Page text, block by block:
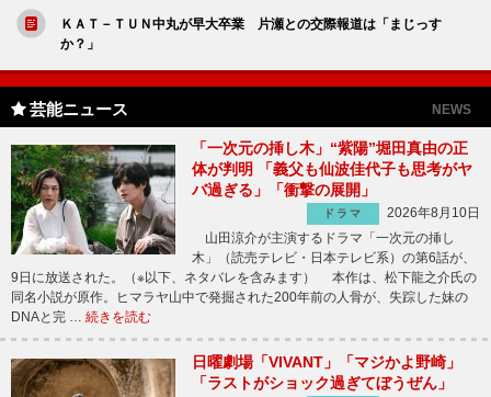
ＫＡＴ－ＴＵＮ中丸が早大卒業 片瀬との交際報道は「まじっす
か？」
芸能ニュース NEWS
「一次元の挿し木」“紫陽”堀田真由の正
体が判明 「義父も仙波佳代子も思考がヤ
バ過ぎる」「衝撃の展開」
ドラマ
2026年8月10日
山田涼介が主演するドラマ「一次元の挿し
木」（読売テレビ・日本テレビ系）の第6話が、
9日に放送された。（※以下、ネタバレを含みます） 本作は、松下龍之介氏の
同名小説が原作。ヒマラヤ山中で発掘された200年前の人骨が、失踪した妹の
DNAと完 … 続きを読む
日曜劇場「VIVANT」「マジかよ野崎」
「ラストがショック過ぎてぼうぜん」